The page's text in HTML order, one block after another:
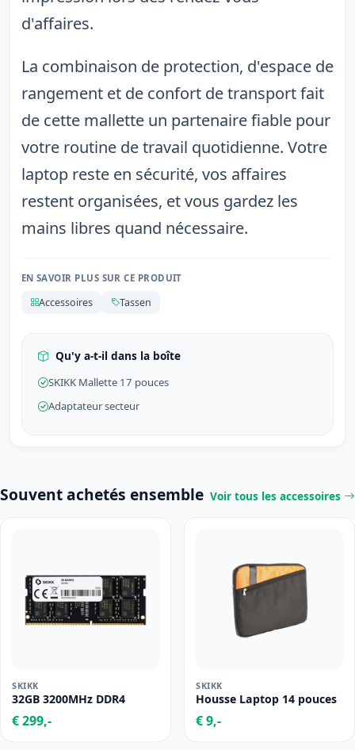
d'affaires.
La combinaison de protection, d'espace de
rangement et de confort de transport fait
de cette mallette un partenaire fiable pour
votre routine de travail quotidienne. Votre
laptop reste en sécurité, vos affaires
restent organisées, et vous gardez les
mains libres quand nécessaire.
EN SAVOIR PLUS SUR CE PRODUIT
Accessoires Tassen
Qu'y a-t-il dans la boîte
SKIKK Mallette 17 pouces
Adaptateur secteur
Souvent achetés ensemble Voir tous les accessoires
SKIKK
32GB 3200MHz DDR4
€ 299,-
SKIKK
Housse Laptop 14 pouces
€ 9,-